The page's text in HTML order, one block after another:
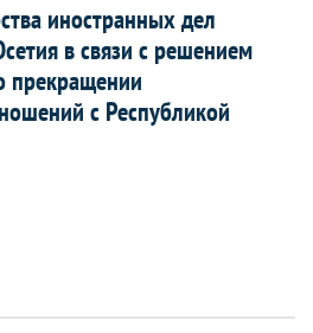
иностранных дел
в связи с решением
прекращении
с Республикой